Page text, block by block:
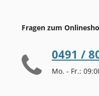
Fragen zum
0491 /
Mo. - Fr.: